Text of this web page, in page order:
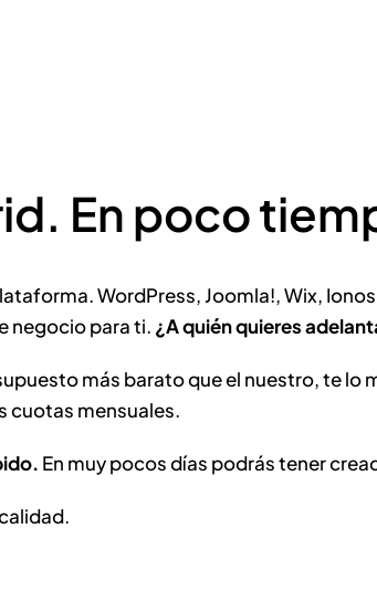
En poco
WordPress, Joomla!, Wix,
negocio para ti. ¿A quién quieres
más barato que el nuestro, te
cuotas mensuales.
En muy pocos días podrás tener